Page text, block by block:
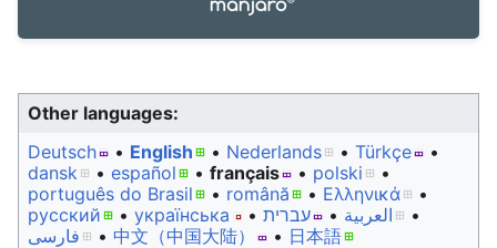
Other languages:
Deutsch
• ‎ English • ‎ Nederlands • ‎ Türkçe
•
dansk • ‎ español • ‎ français • ‎ polski
•
português do Brasil • ‎ română • ‎ Ελληνικά
•
русский • ‎ українська • ‎ עברית • ‎ العربية
•
فارسی • ‎ 中文（中国大陆）‎ • ‎ 日本語